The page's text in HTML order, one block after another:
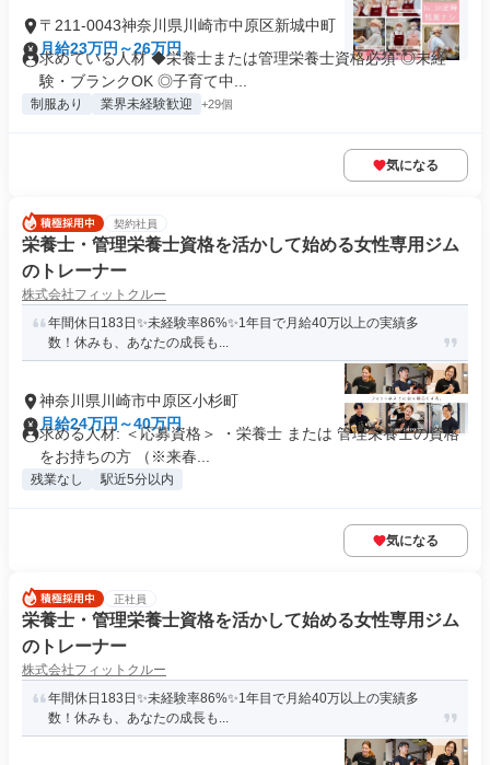
〒211-0043神奈川県川崎市中原区新城中町
月給23万円～26万円
求めている人材 ◆栄養士または管理栄養士資格必須 ◎未経
験・ブランクOK ◎子育て中...
制服あり 業界未経験歓迎 +29個
気になる
契約社員
栄養士・管理栄養士資格を活かして始める女性専用ジム
のトレーナー
株式会社フィットクルー
年間休日183日✨未経験率86%✨1年目で月給40万以上の実績多
数！休みも、あなたの成長も...
神奈川県川崎市中原区小杉町
月給24万円～40万円
求める人材: ＜応募資格＞ ・栄養士 または 管理栄養士の資格
をお持ちの方 （※来春...
残業なし 駅近5分以内
気になる
正社員
栄養士・管理栄養士資格を活かして始める女性専用ジム
のトレーナー
株式会社フィットクルー
年間休日183日✨未経験率86%✨1年目で月給40万以上の実績多
数！休みも、あなたの成長も...